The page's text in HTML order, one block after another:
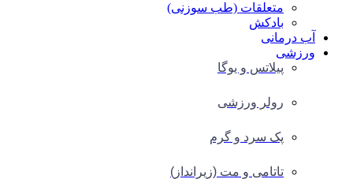
متعلقات (طب سوزنی)
بادکش
آب درمانی
ورزشی
پیلاتس و یوگا
رولر ورزشی
پک سرد و گرم
تاتامی و مت (زیرانداز)